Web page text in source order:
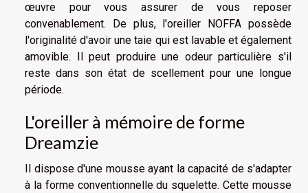
œuvre pour vous assurer de vous reposer
convenablement. De plus, l'oreiller NOFFA possède
l'originalité d'avoir une taie qui est lavable et également
amovible. Il peut produire une odeur particulière s'il
reste dans son état de scellement pour une longue
période.
L'oreiller à mémoire de forme
Dreamzie
Il dispose d'une mousse ayant la capacité de s'adapter
à la forme conventionnelle du squelette. Cette mousse